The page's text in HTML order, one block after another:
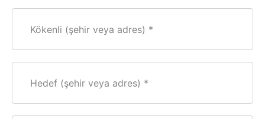
Kökenli (şehir veya adres)
Hedef (şehir veya adres)